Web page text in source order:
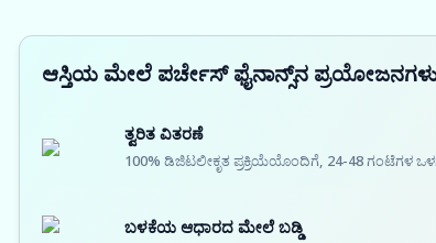
ಆಸ್ತಿಯ ಮೇಲೆ ಪರ್ಚೇಸ್ ಫೈನಾನ್ಸ್‌ನ
ತ್ವರಿತ ವಿತರಣೆ
100% ಡಿಜಿಟಲೀಕೃತ ಪ್ರಕ್ರಿಯೆಯೊಂದಿಗೆ, 24-48 ಗಂಟೆಗಳ
ಬಳಕೆಯ ಆಧಾರದ ಮೇಲೆ ಬಡ್ಡಿ